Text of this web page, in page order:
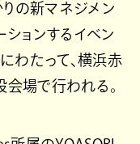
の新マネジメン
ションするイベン
にわたって、横浜赤
場で行われる。